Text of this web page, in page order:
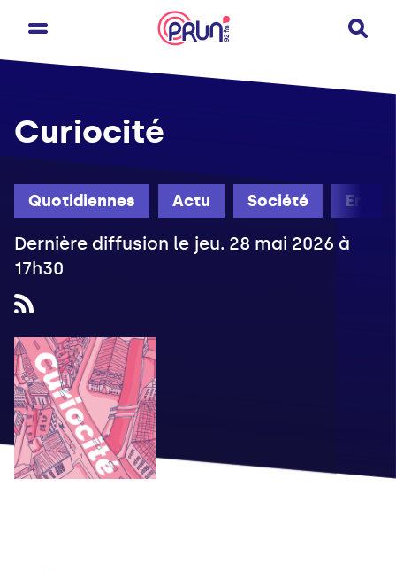
Quotidiennes Actu Société
Curiocité
Dernière diffusion le jeu. 28 mai 2026 à
17h30